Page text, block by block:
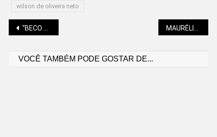
wilson de oliveira neto
Navegação
“BECO 360” VIRA UMA GRANDE VITRINE ARTÍSTICO-CULTURAL
VOCÊ TAMBÉM PODE GOSTAR DE...